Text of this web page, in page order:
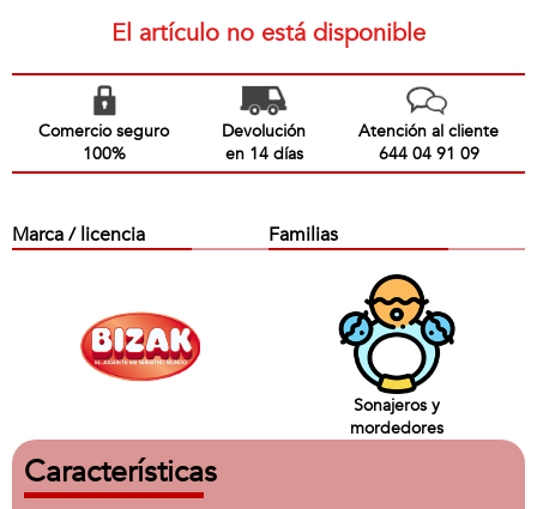
El artículo no está disponible
Comercio seguro
100%
Devolución
en 14 días
Atención al cliente
644 04 91 09
Marca / licencia Familias
Sonajeros y
mordedores
Características